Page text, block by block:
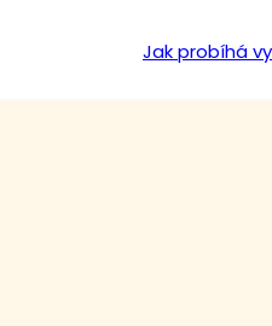
Jak probíhá